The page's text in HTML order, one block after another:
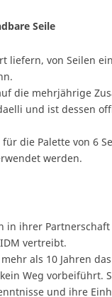
Seile
liefern, von Seilen
die mehrjährige
und ist dessen
die Palette von 6
werden.
in ihrer
vertreibt.
als 10 Jahren
Weg vorbeiführt.
und ihre